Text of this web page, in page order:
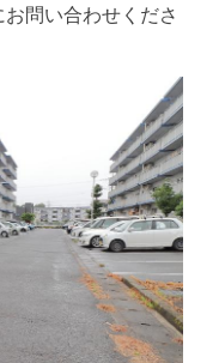
問い合わせくださ